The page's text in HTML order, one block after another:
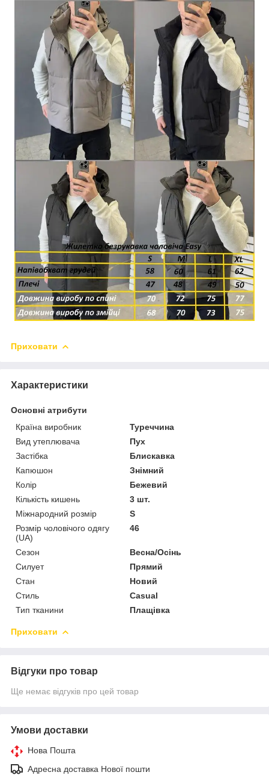
Приховати
Характеристики
Основні атрибути
Країна виробник
Туреччина
Вид утеплювача
Пух
Застібка
Блискавка
Капюшон
Знімний
Колір
Бежевий
Кількість кишень
3 шт.
Міжнародний розмір
S
Розмір чоловічого одягу
(UA)
46
Сезон
Весна/Осінь
Силует
Прямий
Стан
Новий
Стиль
Casual
Тип тканини
Плащівка
Приховати
Відгуки про товар
Ще немає відгуків про цей товар
Умови доставки
Нова Пошта
Адресна доставка Нової пошти